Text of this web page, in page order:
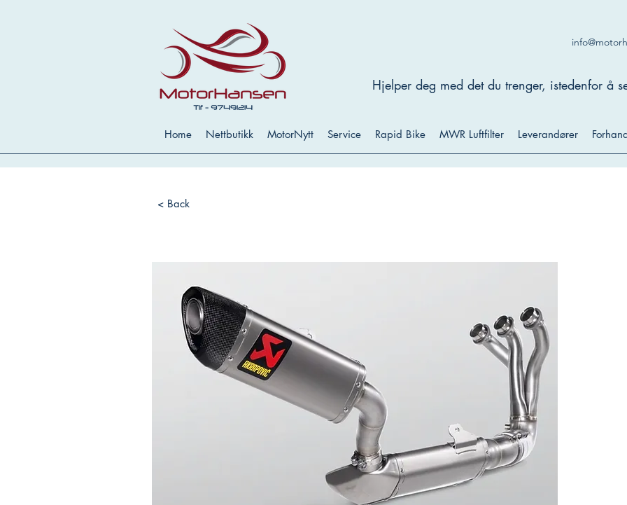
Hjelper deg med det du trenger, istedenfor å
Home Nettbutikk MotorNytt Service Rapid Bike MWR Luftfilter Leverandører
< Back